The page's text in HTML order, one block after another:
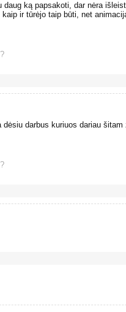
daug ką papsakoti, dar nėra
ir tūrėjo taip būti, net
dėsiu darbus kuriuos dariau